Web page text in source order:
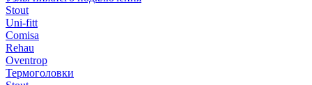
Stout
Uni-fitt
Comisa
Rehau
Oventrop
Термоголовки